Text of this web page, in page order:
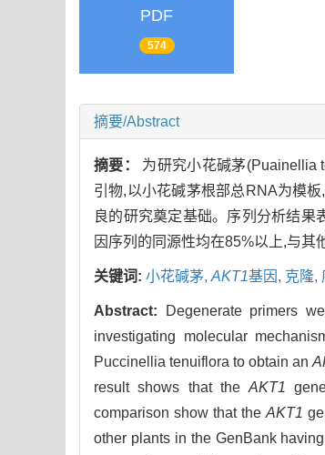
PDF
574
摘要/Abstract
摘要： 为研究小花碱茅(Puainellia
引物,以小花碱茅根部总RNA为模
良的研究奠定基础。序列分析结
因序列的同源性均在85%以上,与其
关键词: 小花碱茅, AKT1基因, 克隆,
Abstract: Degenerate primers
investigating molecular
Puccinellia tenuiflora to obtain an
result shows that theAKT1
comparison show that theAKT1
other plants in the GenBank